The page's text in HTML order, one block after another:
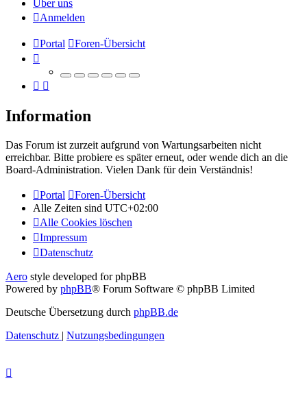
Über uns
Anmelden
Portal Foren-Übersicht
Information
Das Forum ist zurzeit aufgrund von Wartungsarbeiten nicht
erreichbar. Bitte probiere es später erneut, oder wende dich an die
Board-Administration. Vielen Dank für dein Verständnis!
Portal
Foren-Übersicht
Alle Zeiten sind UTC+02:00
Alle Cookies löschen
Impressum
Datenschutz
Aero style developed for phpBB
Powered by phpBB® Forum Software © phpBB Limited
Deutsche Übersetzung durch phpBB.de
Datenschutz | Nutzungsbedingungen